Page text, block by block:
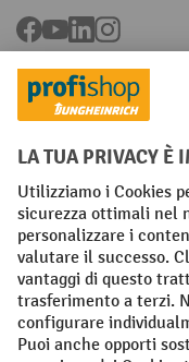
Facebook
YouTubeLinkedInInstagram
Condizioni Generali di
Dichiarazione di
Impostazioni sulla
All prices excl. VAT plus
if not stated otherwise.
¹ Lo sconto è valido fino a